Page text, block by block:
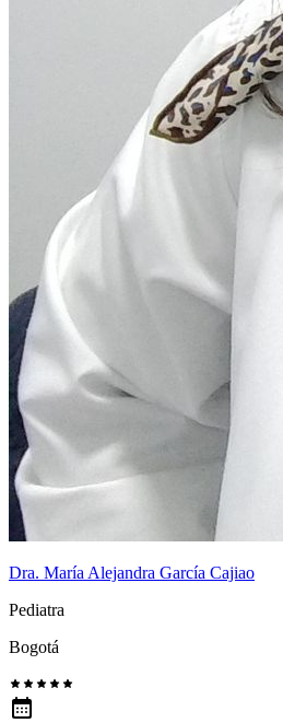
Dra. María Alejandra García Cajiao
Pediatra
Bogotá